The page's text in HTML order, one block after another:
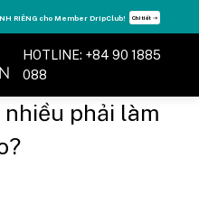
RIÊNG cho Member DripClub! Chi tiết ➝
HOTLINE: +84 90 1885
088
phải làm